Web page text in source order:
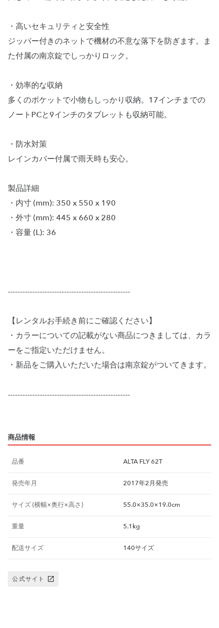
・高いセキュリティと安全性
ジッパー付きのネットで機材の不意な落下を防ぎます。ま
た付属の南京錠でしっかりロック。
・効率的な収納
多くのポケットで小物もしっかり収納。17インチまでの
ノートPCと9インチのタブレットも収納可能。
・防水対策
レインカバー付属で雨天時も安心。
製品詳細
・内寸 (mm): 350 x 550 x 190
・外寸 (mm): 445 x 660 x 280
・容量 (L): 36
--------------------------------------------------
【レンタルお手続き前にご確認ください】
・カラーについての記載がない商品につきましては、カラ
ーをご指定いただけません。
・新品をご購入いただいた場合は南京錠がついてきます。
--------------------------------------------------
商品情報
品番 ALTA FLY 62T
発売年月 2017年2月発売
サイズ (横幅×奥行×高さ) 55.0×35.0×19.0cm
重量 5.1kg
配送サイズ 140サイズ
公式サイト